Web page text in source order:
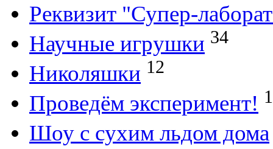
Реквизит "Супер-
Научные игрушки 34
Николяшки 12
Проведём эксперимент!
Шоу с сухим льдом дома